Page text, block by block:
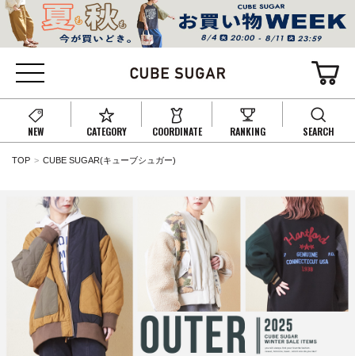
NEW CATEGORY COORDINATE RANKING SEARCH
TOP CUBE SUGAR(キューブシュガー)